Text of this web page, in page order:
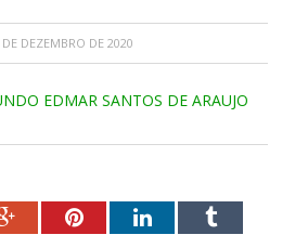
DE DEZEMBRO DE 2020
EDMAR SANTOS DE ARAUJO
Google+PinterestLinkedInTumblr